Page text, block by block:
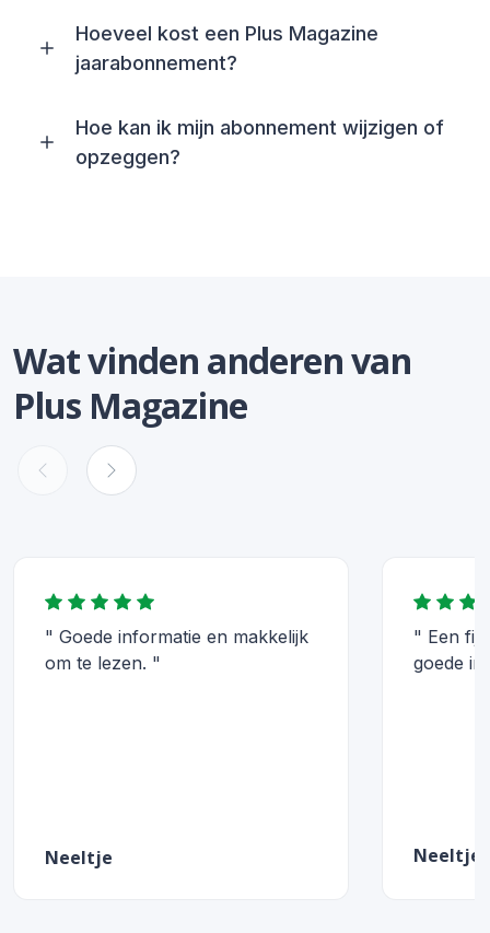
Hoeveel kost een Plus Magazine
jaarabonnement?
Hoe kan ik mijn abonnement wijzigen of
opzeggen?
Wat vinden anderen van
Plus Magazine
" Goede informatie en makkelijk
om te lezen. "
Neeltje
" Een
goede
Neeltje